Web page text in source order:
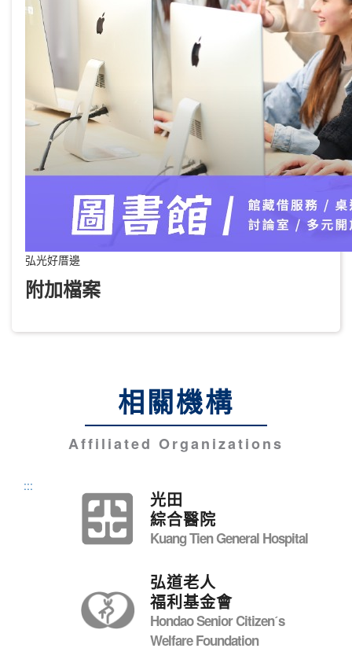
弘光好厝邊
附加檔案
相關機構
Affiliated Organizations
:::
光田
綜合醫院
Kuang Tien General Hospital
弘道老人
福利基金會
Hondao Senior Citizenˊs
Welfare Foundation